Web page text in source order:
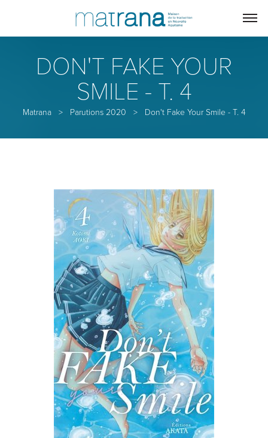
DON'T FAKE YOUR
SMILE - T. 4
Matrana> Parutions 2020 > Don't Fake Your Smile - T. 4